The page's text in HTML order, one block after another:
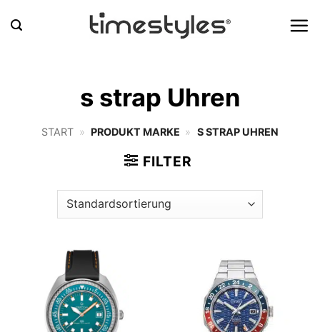
Inhalt
s strap Uhren
START » PRODUKT MARKE » S STRAP UHREN
FILTER